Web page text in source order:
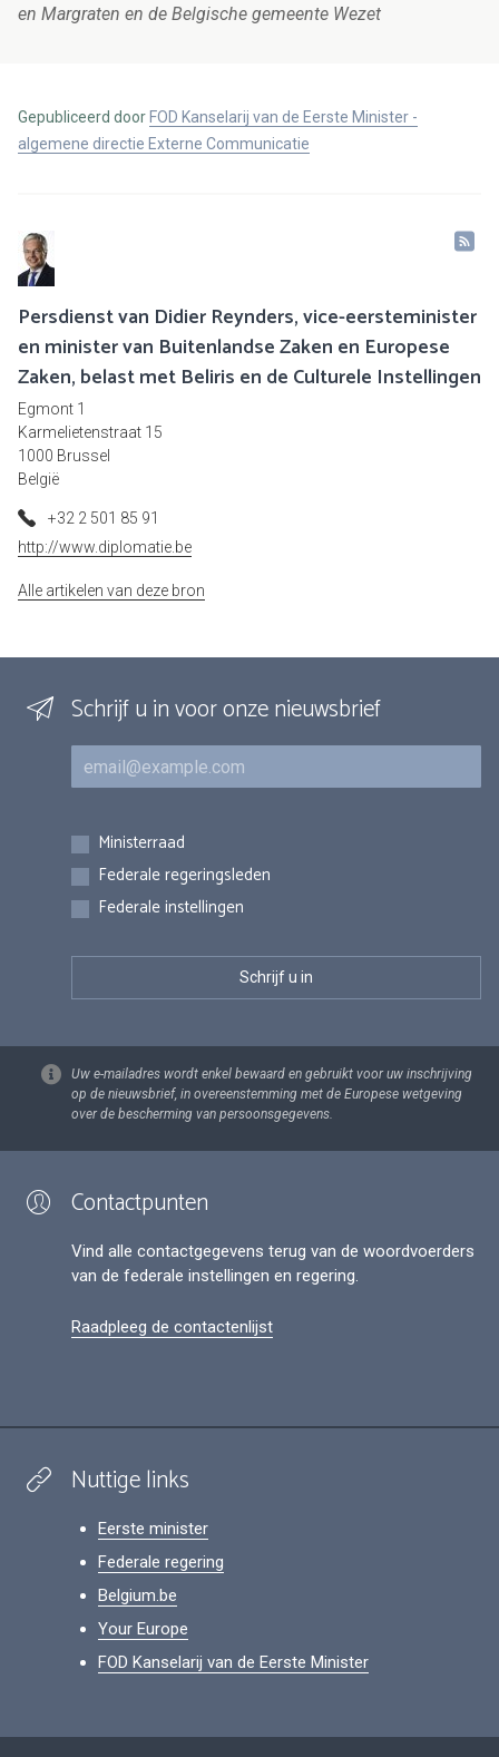
en Margraten en de Belgische gemeente Wezet
Gepubliceerd door FOD Kanselarij van de Eerste Minister -
algemene directie Externe Communicatie
Persdienst van Didier Reynders, vice-eersteminister
en minister van Buitenlandse Zaken en Europese
Zaken, belast met Beliris en de Culturele Instellingen
Egmont 1
Karmelietenstraat 15
1000 Brussel
België
+32 2 501 85 91
http://www.diplomatie.be
Alle artikelen van deze bron
Schrijf u in voor onze nieuwsbrief
E-mail
Inschrijvingen
Ministerraad
Federale regeringsleden
Federale instellingen
Uw e-mailadres wordt enkel bewaard en gebruikt voor uw inschrijving
op de nieuwsbrief, in overeenstemming met de Europese wetgeving
over de bescherming van persoonsgegevens.
Contactpunten
Vind alle contactgegevens terug van de woordvoerders
van de federale instellingen en regering.
Raadpleeg de contactenlijst
Nuttige links
Eerste minister
Federale regering
Belgium.be
Your Europe
FOD Kanselarij van de Eerste Minister